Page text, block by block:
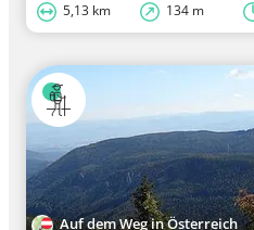
5,13 km 134 m
Auf dem Weg in Österreich